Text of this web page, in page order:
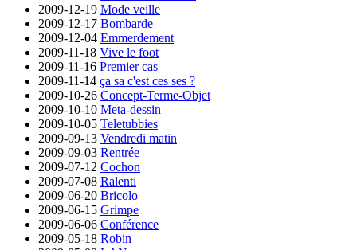
2009-12-19 Mode veille
2009-12-17 Bombarde
2009-12-04 Emmerdement
2009-11-18 Vive le foot
2009-11-16 Premier cas
2009-11-14 ça sa c'est ces ses ?
2009-10-26 Concept-Terme-Objet
2009-10-10 Meta-dessin
2009-10-05 Teletubbies
2009-09-13 Vendredi matin
2009-09-03 Rentrée
2009-07-12 Cochon
2009-07-08 Ralenti
2009-06-20 Bricolo
2009-06-15 Grimpe
2009-06-06 Conférence
2009-05-18 Robin